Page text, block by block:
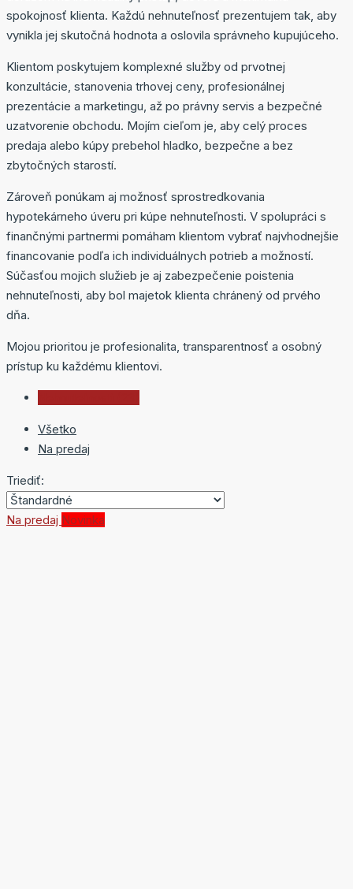
spokojnosť klienta. Každú nehnuteľnosť prezentujem tak, aby
vynikla jej skutočná hodnota a oslovila správneho kupujúceho.
Klientom poskytujem komplexné služby od prvotnej
konzultácie, stanovenia trhovej ceny, profesionálnej
prezentácie a marketingu, až po právny servis a bezpečné
uzatvorenie obchodu. Mojím cieľom je, aby celý proces
predaja alebo kúpy prebehol hladko, bezpečne a bez
zbytočných starostí.
Zároveň ponúkam aj možnosť sprostredkovania
hypotekárneho úveru pri kúpe nehnuteľnosti. V spolupráci s
finančnými partnermi pomáham klientom vybrať najvhodnejšie
financovanie podľa ich individuálnych potrieb a možností.
Súčasťou mojich služieb je aj zabezpečenie poistenia
nehnuteľnosti, aby bol majetok klienta chránený od prvého
dňa.
Mojou prioritou je profesionalita, transparentnosť a osobný
prístup ku každému klientovi.
Všetko
Na predaj
Triediť:
Na predaj Novinka